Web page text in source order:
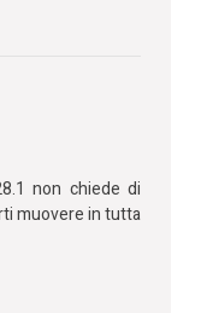
non chiede di
muovere in tutta